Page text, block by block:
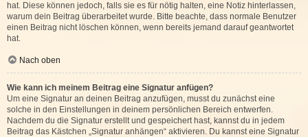
hat. Diese können jedoch, falls sie es für nötig halten, eine Notiz hinterlassen,
warum dein Beitrag überarbeitet wurde. Bitte beachte, dass normale Benutzer
einen Beitrag nicht löschen können, wenn bereits jemand darauf geantwortet
hat.
Nach oben
Wie kann ich meinem Beitrag eine Signatur anfügen?
Um eine Signatur an deinen Beitrag anzufügen, musst du zunächst eine
solche in den Einstellungen in deinem persönlichen Bereich entwerfen.
Nachdem du die Signatur erstellt und gespeichert hast, kannst du in jedem
Beitrag das Kästchen „Signatur anhängen“ aktivieren. Du kannst eine Signatur